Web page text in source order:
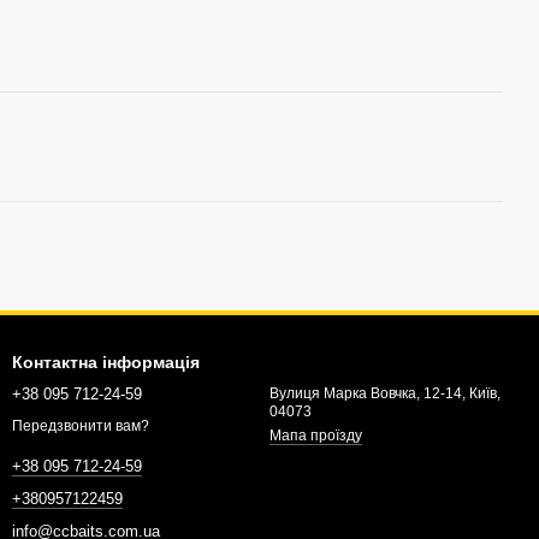
Контактна інформація
+38 095 712-24-59
Передзвонити вам?
+38 095 712-24-59
+380957122459
info@ccbaits.com.ua
Вулиця Марка Вовчка, 12-14, Київ,
04073
Мапа проїзду